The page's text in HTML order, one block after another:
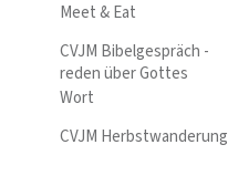
Meet & Eat
CVJM Bibelgespräch -
reden über Gottes
Wort
CVJM Herbstwanderung